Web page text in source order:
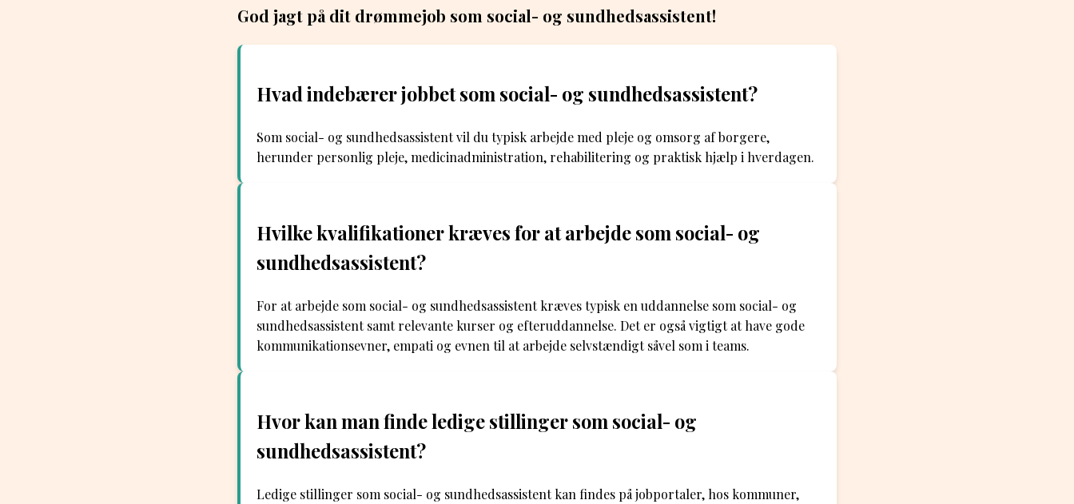
God jagt på dit drømmejob som social- og sundhedsassistent!
Hvad indebærer jobbet som social- og sundhedsassistent?
Som social- og sundhedsassistent vil du typisk arbejde med pleje og omsorg af borgere,
herunder personlig pleje, medicinadministration, rehabilitering og praktisk hjælp i hverdagen.
Hvilke kvalifikationer kræves for at arbejde som social- og
sundhedsassistent?
For at arbejde som social- og sundhedsassistent kræves typisk en uddannelse som social- og
sundhedsassistent samt relevante kurser og efteruddannelse. Det er også vigtigt at have gode
kommunikationsevner, empati og evnen til at arbejde selvstændigt såvel som i teams.
Hvor kan man finde ledige stillinger som social- og
sundhedsassistent?
Ledige stillinger som social- og sundhedsassistent kan findes på jobportaler, hos kommuner,